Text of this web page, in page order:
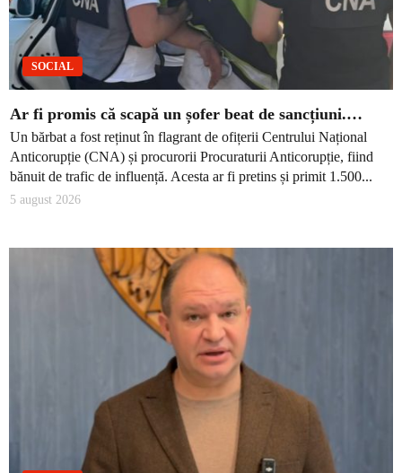
SOCIAL
Ar fi promis că scapă un șofer beat de sancțiuni.…
Un bărbat a fost reținut în flagrant de ofițerii Centrului Național
Anticorupție (CNA) și procurorii Procuraturii Anticorupție, fiind
bănuit de trafic de influență. Acesta ar fi pretins și primit 1.500...
5 august 2026